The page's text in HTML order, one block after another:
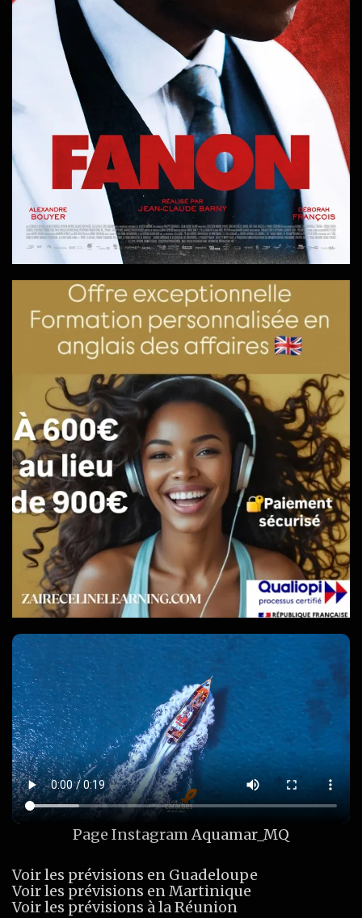
Page InstagramAquamar_MQ
Voir les prévisions en Guadeloupe
Voir les prévisions en Martinique
Voir les prévisions à la Réunion